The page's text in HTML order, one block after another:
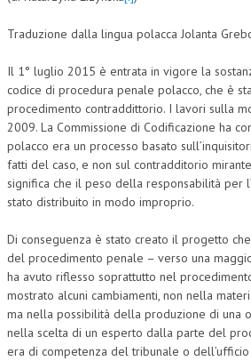
COMITATO EDITORIALE
REDAZIONE
PEER REVIEW
CODICE ETICO
COLLABORA CON NOI
CORPORATE SOCIAL RESPONSIBILITY
ECONOMIA DELL’ARTE
Traduzione dalla lingua polacca Jolanta
Il 1° luglio 2015 è entrata in vigore la
codice di procedura penale polacco, che è
procedimento contraddittorio. I lavori sulla
2009. La Commissione di Codificazione ha
polacco era un processo basato
fatti del caso, e non sul contradditorio
significa che il peso della responsabilità per
stato distribuito in modo improprio.
Di conseguenza è stato creato il progetto
del procedimento penale – verso una
ha avuto riflesso soprattutto nel
mostrato alcuni cambiamenti, non nella
ma nella possibilità della produzione di una
nella scelta di un esperto dalla parte del
era di competenza del tribunale o